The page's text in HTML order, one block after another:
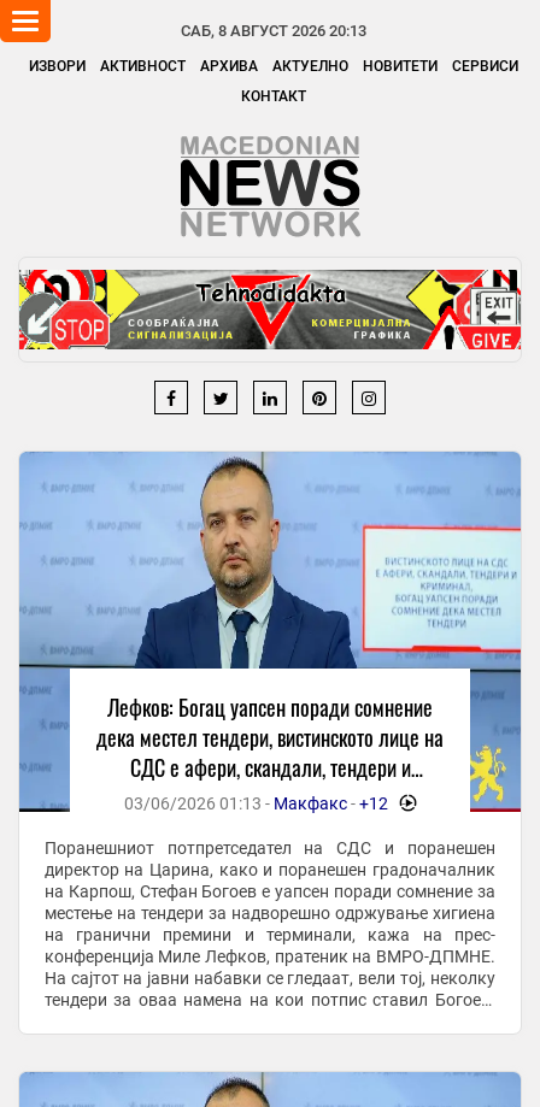
САБ, 8 АВГУСТ 2026 20:13
ИЗВОРИ АКТИВНОСТ АРХИВА АКТУЕЛНО НОВИТЕТИ
СЕРВИСИ
КОНТАКТ
Toggle
navigation
Лефков: Богац уапсен поради сомнение
дека местел тендери, вистинското лице на
СДС е афери, скандали, тендери и
криминал
03/06/2026 01:13 - Макфакс-+12 -
Поранешниот потпретседател на СДС и поранешен
директор на Царина, како и поранешен градоначалник
на Карпош, Стефан Богоев е уапсен поради сомнение за
местење на тендери за надворешно одржување хигиена
на гранични премини и терминали, кажа на прес-
конференција Миле Лефков, пратеник на ВМРО-ДПМНЕ.
На сајтот на јавни набавки се гледаат, вели тој, неколку
тендери за оваа намена на кои потпис ставил Богоев.